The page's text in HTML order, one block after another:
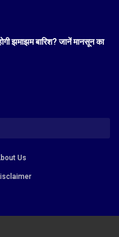
झमाझम बारिश? जानें मानसून का
Us